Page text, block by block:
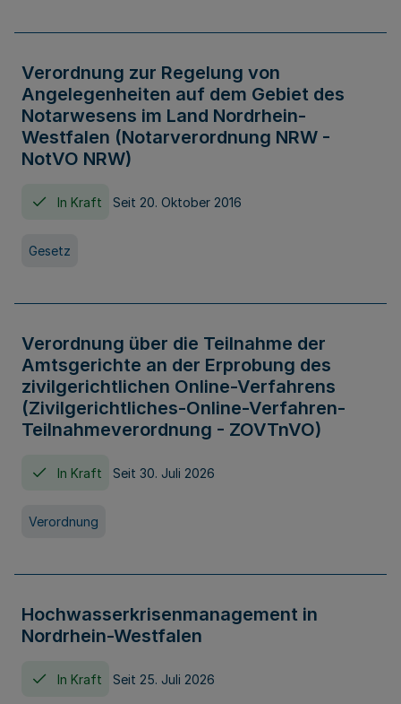
Verordnung zur Regelung von
Angelegenheiten auf dem Gebiet des
Notarwesens im Land Nordrhein-
Westfalen (Notarverordnung NRW -
NotVO NRW)
In Kraft Seit 20. Oktober 2016
Gesetz
Verordnung über die Teilnahme der
Amtsgerichte an der Erprobung des
zivilgerichtlichen Online-Verfahrens
(Zivilgerichtliches-Online-Verfahren-
Teilnahmeverordnung - ZOVTnVO)
In Kraft Seit 30. Juli 2026
Verordnung
Hochwasserkrisenmanagement in
Nordrhein-Westfalen
In Kraft Seit 25. Juli 2026